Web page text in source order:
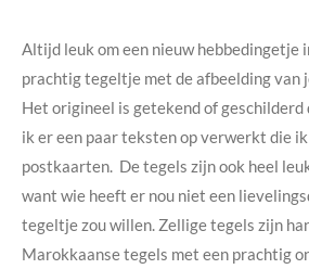
Altijd leuk om een nieuw hebbedingetje
prachtig tegeltje met de afbeelding van
Het origineel is getekend of geschilderd
ik er een paar teksten op verwerkt die
postkaarten. De tegels zijn ook heel
want wie heeft er nou niet een
tegeltje zou willen. Zellige tegels zijn
Marokkaanse tegels met een prachtig